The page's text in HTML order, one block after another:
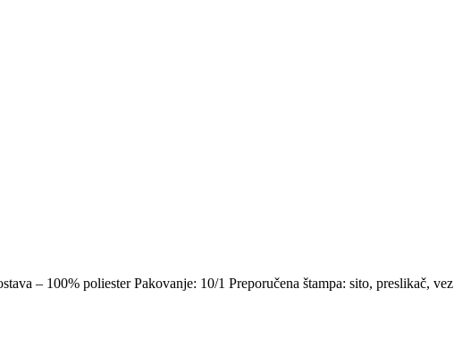
– 100% poliester Pakovanje: 10/1 Preporučena štampa: sito, preslikač, vez